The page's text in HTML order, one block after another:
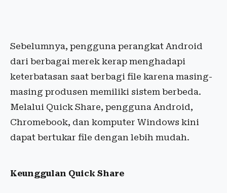
Sebelumnya, pengguna perangkat Android
dari berbagai merek kerap menghadapi
keterbatasan saat berbagi file karena masing-
masing produsen memiliki sistem berbeda.
Melalui Quick Share, pengguna Android,
Chromebook, dan komputer Windows kini
dapat bertukar file dengan lebih mudah.
Keunggulan Quick Share